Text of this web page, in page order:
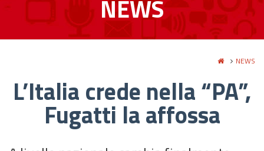
NEWS
NEWS
L’Italia crede nella “PA”,
Fugatti la affossa